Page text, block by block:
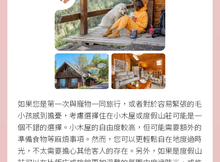
如果您是第一次與寵物一同旅行，或者對於容易緊張的毛
小孩感到擔憂，考慮選擇住在小木屋或度假山莊可能是一
個不錯的選擇。小木屋的自由度較高，但可能需要額外的
準備食物等麻煩事項。然而，您可以更輕鬆自在地度過時
光，不太需要擔心其他客人的存在。另外，如果是度假山